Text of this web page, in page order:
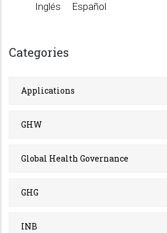
Inglés Español
Categories
Applications
GHW
Global Health Governance
GHG
INB